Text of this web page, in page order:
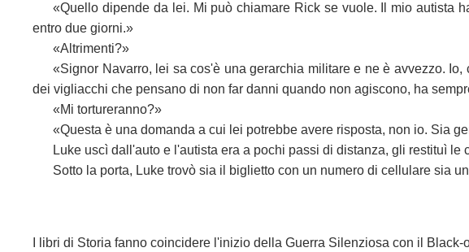
«Quello dipende da lei. Mi può chiamare Rick se vuole. Il mio autista
entro due giorni.»
«Altrimenti?»
«Signor Navarro, lei sa cos'è una gerarchia militare e ne è avvezzo.
dei vigliacchi che pensano di non far danni quando non agiscono, ha
«Mi tortureranno?»
«Questa è una domanda a cui lei potrebbe avere risposta, non io. Sia
Luke uscì dall'auto e l'autista era a pochi passi di distanza, gli restituì
Sotto la porta, Luke trovò sia il biglietto con un numero di cellulare sia
I libri di Storia fanno coincidere l'inizio della Guerra Silenziosa con il Black-